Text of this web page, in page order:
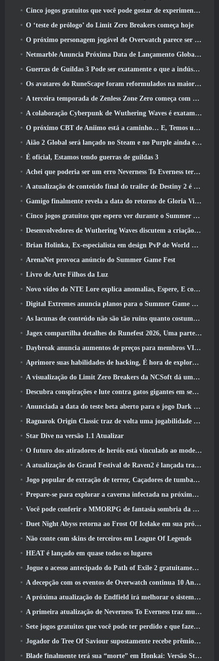
Cinco jogos gratuitos que você pode gostar de experimentar durante o Bullet Fest
O ‘teste de prólogo’ do Limit Zero Breakers começa hoje
O próximo personagem jogável de Overwatch parece ser um chefe do crime ciborgue sobrecarregado
Netmarble Anuncia Próxima Data de Lançamento Global RF Online
Guerras de Guildas 3 Pode ser exatamente o que a indústria de MMO precisa agora
Os avatares do RuneScape foram reformulados na maior atualização visual do jogo nos últimos dez anos
A terceira temporada de Zenless Zone Zero começa com uma viagem para uma ilha Bangboo no céu, E para a plataforma Steam
A colaboração Cyberpunk de Wuthering Waves é exatamente o que eu quero dos meus eventos de crossover de videogame
O próximo CBT de Aniimo está a caminho… E, Temos uma janela oficial de lançamento
Aião 2 Global será lançado no Steam e no Purple ainda este ano
É oficial, Estamos tendo guerras de guildas 3
Achei que poderia ser um erro Neverness To Everness ter o evento Porsche Collab Gacha tão cedo, Mas eu estava errado
A atualização de conteúdo final do trailer de Destiny 2 é um grito de guerra
Gamigo finalmente revela a data do retorno de Gloria Victis, Será que sobreviverá na segunda vez?
Cinco jogos gratuitos que espero ver durante o Summer Game Fest
Desenvolvedores de Wuthering Waves discutem a criação da sequência de batalha Lahai-Roi Mech
Brian Holinka, Ex-especialista em design PvP de World Of Warcraft, Junta-se à equipe MMO de League Of Legends
ArenaNet provoca anúncio do Summer Game Fest
Livro de Arte Filhos da Luz
Novo vídeo do NTE Lore explica anomalias, Espere, E como uma organização ‘secreta’ rastreia tudo
Digital Extremes anuncia planos para o Summer Game Fest
As lacunas de conteúdo não são tão ruins quanto costumavam ser
Jagex compartilha detalhes do Runefest 2026, Uma parte da comemoração do 25º aniversário do RuneScape IP
Daybreak anuncia aumentos de preços para membros VIP do Lord Of The Rings Online
Aprimore suas habilidades de hacking, É hora de explorar a cidade noturna em ondas uivantes
A visualização do Limit Zero Breakers da NCSoft dá uma ideia do que esperar do próximo teste do prólogo
Descubra conspirações e lute contra gatos gigantes em seu tempo de inatividade na última atualização de Where Winds Meet
Anunciada a data do teste beta aberto para o jogo Dark Fantasy Extraction, Caçador da Névoa
Ragnarok Origin Classic traz de volta uma jogabilidade justa de MMORPG e CBT abre em junho 4
Star Dive na versão 1.1 Atualizar
O futuro dos atiradores de heróis está vinculado ao modelo de serviço ao vivo F2P?
A atualização do Grand Festival de Raven2 é lançada trazendo consigo a nova classe Warlord
Jogo popular de extração de terror, Caçadores de tumbas, Lançamentos no Ocidente
Prepare-se para explorar a caverna infectada na próxima atualização do Eterspire
Você pode conferir o MMORPG de fantasia sombria da Nexon, Embers Of The Uncrown, durante o Steam Next Fest
Duet Night Abyss retorna ao Frost Of Icelake em sua próxima atualização Steampunk
Não conte com skins de terceiros em League Of Legends
HEAT é lançado em quase todos os lugares
Jogue o acesso antecipado do Path of Exile 2 gratuitamente neste fim de semana
A decepção com os eventos de Overwatch continua 10 Aniversário do ano
A próxima atualização do Endfield irá melhorar o sistema de fábrica
A primeira atualização de Neverness To Everness traz muito para a mesa
Sete jogos gratuitos que você pode ter perdido e que fazem parte do Steam Ocean Fest
Jogador do Tree Of Saviour supostamente recebe prêmio especial por gastar US$ 100 mil no jogo
Blade finalmente terá sua “morte” em Honkai: Versão Star Rail 4.3